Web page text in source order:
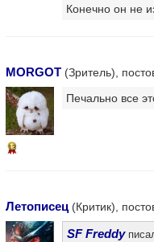
Конечно он не
MORGOT (Зритель),
13
Печально все
Летописец (Критик),
SF Freddy